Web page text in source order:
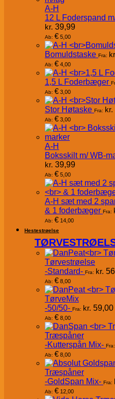
A-H
12 L Foderspand
kr. 39,99
Ab: € 5,00
Bomuldstaske Fra:
Ab: € 4,00
1,5 L Foderbæger
Ab: € 3,00
Stor Høtaske Fra: kr.
Ab: € 3,00
A-H
Boksskilt m/ WB-
kr. 39,99
Ab: € 5,00
A-H sæt med 2
& 1 foderbæger Fra:
Ab: € 14,00
Hestestrøelse
Tørvestrøelse
-Standard- Fra: kr.
Ab: € 8,00
TørveMix
-50/50- Fra: kr. 59,00
Ab: € 8,00
Træspåner
-Kutterspån Mix- Fra:
Ab: € 8,00
Træspåner
-GoldSpan Mix- Fra:
Ab: € 12,00